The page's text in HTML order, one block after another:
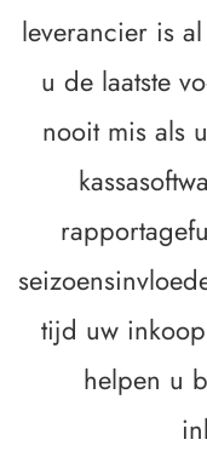
leverancier is
u de laatste
nooit mis als
tijd uw
helpen u